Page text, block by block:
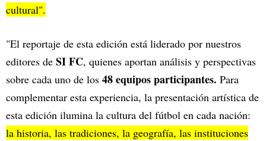
cultural".
"El reportaje de esta edición está liderado por nuestros
editores de SI FC, quienes aportan análisis y perspectivas
sobre cada uno de los 48 equipos participantes. Para
complementar esta experiencia, la presentación artística de
esta edición ilumina la cultura del fútbol en cada nación:
la historia, las tradiciones, la geografía, las instituciones